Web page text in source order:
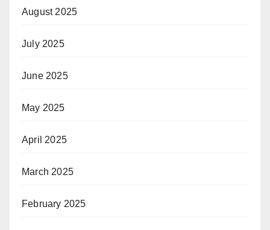
August 2025
July 2025
June 2025
May 2025
April 2025
March 2025
February 2025